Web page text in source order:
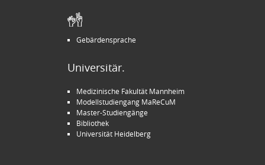
Gebärdensprache
Universitär.
Medizinische Fakultät Mannheim
Modellstudiengang MaReCuM
Master-Studiengänge
Bibliothek
Universität Heidelberg